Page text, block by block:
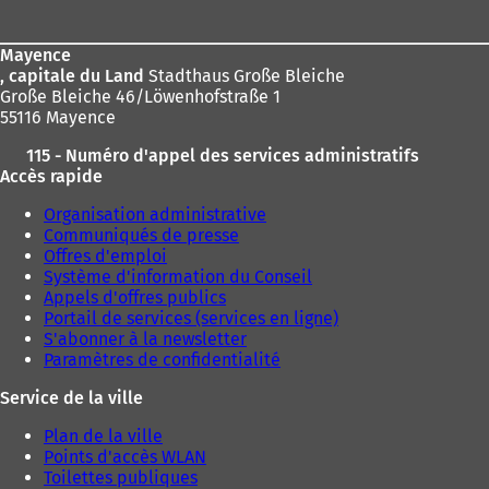
Mayence
, capitale du Land Stadthaus Große Bleiche
Große Bleiche 46/Löwenhofstraße 1
55116 Mayence
115 - Numéro d'appel des services administratifs
Accès rapide
Organisation administrative
Communiqués de presse
Offres d'emploi
Système d'information du Conseil
Appels d'offres publics
Portail de services (services en ligne)
S'abonner à la newsletter
Paramètres de confidentialité
Service de la ville
Plan de la ville
Points d'accès WLAN
Toilettes publiques